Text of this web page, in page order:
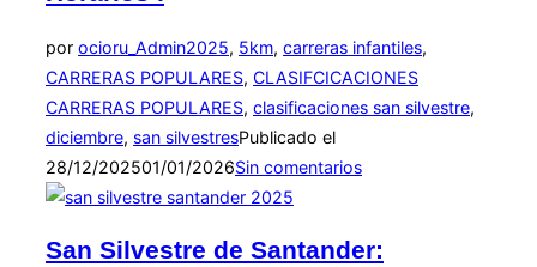
por ocioru_Admin2025, 5km, carreras infantiles,
CARRERAS POPULARES, CLASIFCICACIONES
CARRERAS POPULARES, clasificaciones san silvestre,
diciembre, san silvestresPublicado el
28/12/202501/01/2026Sin comentarios
San Silvestre de Santander: